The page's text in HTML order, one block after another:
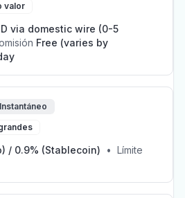
valor
via domestic wire (0-5
Free (varies by
Instantáneo
/ 0.9% (Stablecoin) • Límite